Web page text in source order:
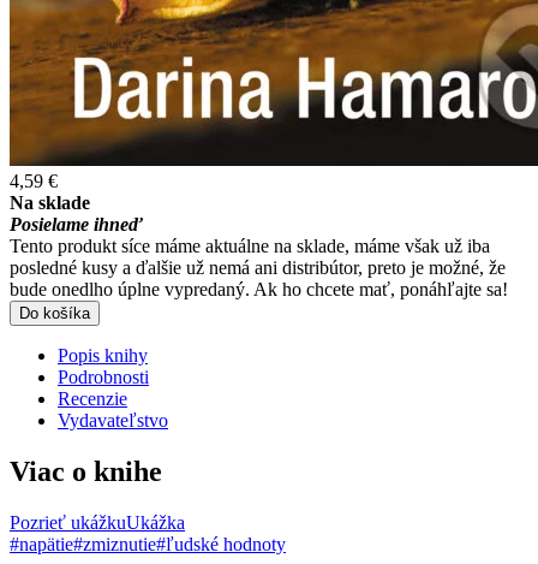
4,59 €
Na sklade
Posielame ihneď
Tento produkt síce máme aktuálne na sklade, máme však už iba
posledné kusy a ďalšie už nemá ani distribútor, preto je možné, že
bude onedlho úplne vypredaný. Ak ho chcete mať, ponáhľajte sa!
Do košíka
Popis knihy
Podrobnosti
Recenzie
Vydavateľstvo
Viac o knihe
Pozrieť ukážkuUkážka
#napätie#zmiznutie#ľudské hodnoty